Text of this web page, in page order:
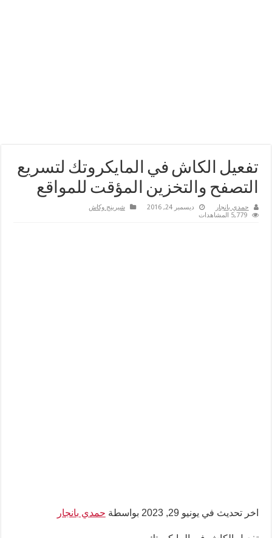
تفعيل الكاش في المايكروتك لتسريع
التصفح والتخزين المؤقت للمواقع
حمدي بانجار ديسمبر 24, 2016
شيرينج وكاش
5,779 المشاهدات
اخر تحديث في يونيو 29, 2023 بواسطة حمدي بانجار